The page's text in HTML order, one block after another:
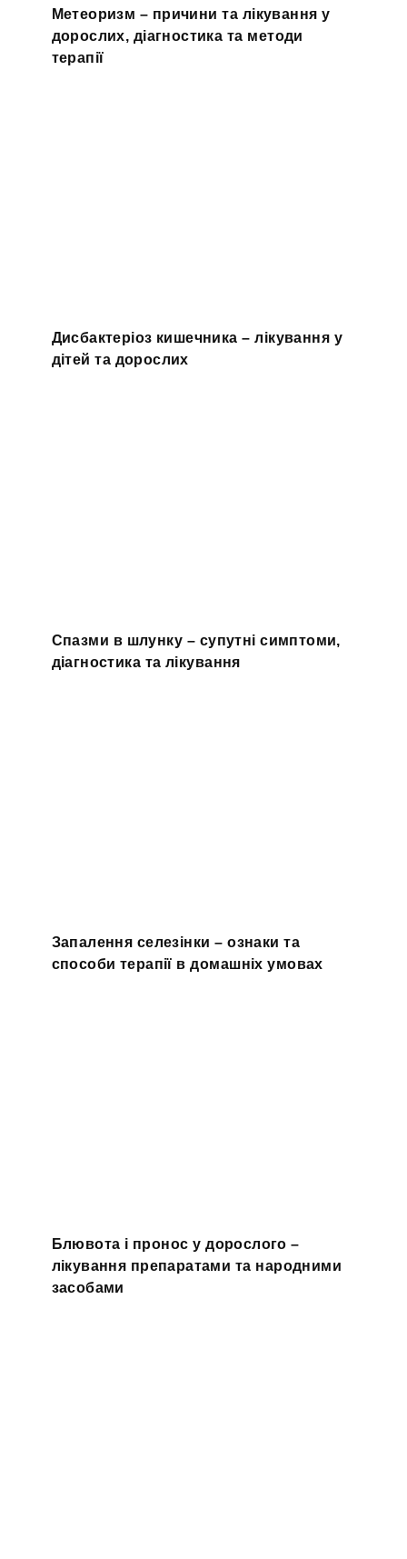
Метеоризм – причини та лікування у
дорослих, діагностика та методи
терапії
Дисбактеріоз кишечника – лікування у
дітей та дорослих
Спазми в шлунку – супутні симптоми,
діагностика та лікування
Запалення селезінки – ознаки та
способи терапії в домашніх умовах
Блювота і пронос у дорослого –
лікування препаратами та народними
засобами